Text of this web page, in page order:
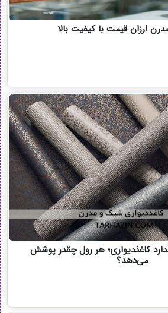
ارزان قیمت با کیفیت بالا
کاغذدیواری؛ هر رول چقدر پوشش
می‌دهد؟